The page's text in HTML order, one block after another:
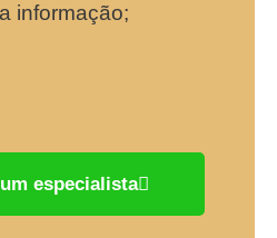
informação;
especialista